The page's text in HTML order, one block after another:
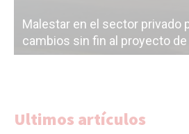
Malestar en el sector privado
cambios sin fin al proyecto de
Ultimos artículos